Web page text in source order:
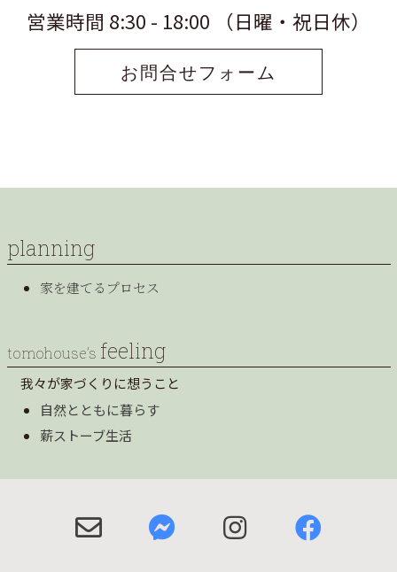
営業時間 8:30 - 18:00 （日曜・祝日休）
お問合せフォーム
planning
家を建てるプロセス
tomohouse’s feeling
我々が家づくりに想うこと
自然とともに暮らす
薪ストーブ生活